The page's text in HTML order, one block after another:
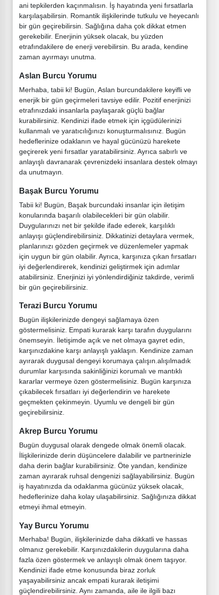
ani tepkilerden kaçınmalısın. İş hayatında yeni fırsatlarla
karşılaşabilirsin. Romantik ilişkilerinde tutkulu ve heyecanlı
bir gün geçirebilirsin. Sağlığına daha çok dikkat etmen
gerekebilir. Enerjinin yüksek olacak, bu yüzden
etrafındakilere de enerji verebilirsin. Bu arada, kendine
zaman ayırmayı unutma.
Aslan Burcu Yorumu
Merhaba, tabii ki! Bugün, Aslan burcundakilere keyifli ve
enerjik bir gün geçirmeleri tavsiye edilir. Pozitif enerjinizi
etrafınızdaki insanlarla paylaşarak güçlü bağlar
kurabilirsiniz. Kendinizi ifade etmek için içgüdülerinizi
kullanmalı ve yaratıcılığınızı konuşturmalısınız. Bugün
hedeflerinize odaklanın ve hayal gücünüzü harekete
geçirerek yeni fırsatlar yaratabilirsiniz. Ayrıca sabırlı ve
anlayışlı davranarak çevrenizdeki insanlara destek olmayı
da unutmayın.
Başak Burcu Yorumu
Tabii ki! Bugün, Başak burcundaki insanlar için iletişim
konularında başarılı olabilecekleri bir gün olabilir.
Duygularınızı net bir şekilde ifade ederek, karşılıklı
anlayışı güçlendirebilirsiniz. Dikkatinizi detaylara vermek,
planlarınızı gözden geçirmek ve düzenlemeler yapmak
için uygun bir gün olabilir. Ayrıca, karşınıza çıkan fırsatları
iyi değerlendirerek, kendinizi geliştirmek için adımlar
atabilirsiniz. Enerjinizi iyi yönlendirdiğiniz takdirde, verimli
bir gün geçirebilirsiniz.
Terazi Burcu Yorumu
Bugün ilişkilerinizde dengeyi sağlamaya özen
göstermelisiniz. Empati kurarak karşı tarafın duygularını
önemseyin. İletişimde açık ve net olmaya gayret edin,
karşınızdakine karşı anlayışlı yaklaşın. Kendinize zaman
ayırarak duygusal dengeyi korumaya çalışın.alışılmadık
durumlar karşısında sakinliğinizi korumalı ve mantıklı
kararlar vermeye özen göstermelisiniz. Bugün karşınıza
çıkabilecek fırsatları iyi değerlendirin ve harekete
geçmekten çekinmeyin. Uyumlu ve dengeli bir gün
geçirebilirsiniz.
Akrep Burcu Yorumu
Bugün duygusal olarak dengede olmak önemli olacak.
İlişkilerinizde derin düşüncelere dalabilir ve partnerinizle
daha derin bağlar kurabilirsiniz. Öte yandan, kendinize
zaman ayırarak ruhsal dengenizi sağlayabilirsiniz. Bugün
iş hayatınızda da odaklanma gücünüz yüksek olacak,
hedeflerinize daha kolay ulaşabilirsiniz. Sağlığınıza dikkat
etmeyi ihmal etmeyin.
Yay Burcu Yorumu
Merhaba! Bugün, ilişkilerinizde daha dikkatli ve hassas
olmanız gerekebilir. Karşınızdakilerin duygularına daha
fazla özen göstermek ve anlayışlı olmak önem taşıyor.
Kendinizi ifade etme konusunda biraz zorluk
yaşayabilirsiniz ancak empati kurarak iletişimi
güçlendirebilirsiniz. Aynı zamanda, aile ile ilgili bazı